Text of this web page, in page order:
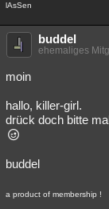
lAsSen
buddel
ehemaliges
moin
hallo, killer-girl.
drück doch bitte
buddel
a product of membership !